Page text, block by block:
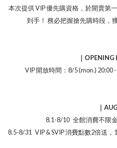
本次提供 VIP 優先購資格，於開賣第
到手！ 務必把握搶先購時段，
｜OPENING
VIP 開放時間：8/5 (mon.) 20:00
｜
8.1-8/10 全館消費不限金
8.5-8/31 VIP & SVIP 消費點數2倍送